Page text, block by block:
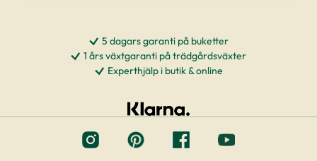
5 dagars garanti på buketter
1 års växtgaranti på trädgårdsväxter
Experthjälp i butik & online